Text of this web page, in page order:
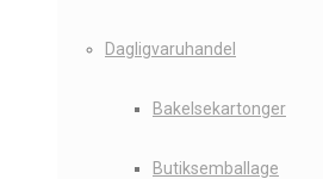
Dagligvaruhandel
Bakelsekartonger
Butiksemballage